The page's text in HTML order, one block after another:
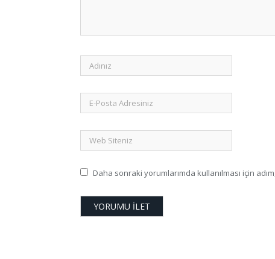
Daha sonraki yorumlarımda kullanılması için